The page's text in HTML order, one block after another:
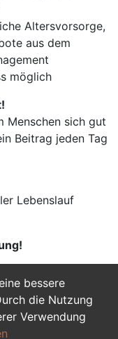
bessere
die Nutzung
Verwendung
Altersvorsorge,
aus dem
möglich
Menschen sich gut
Beitrag jeden Tag
Lebenslauf